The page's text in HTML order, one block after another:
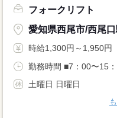
フォークリフト
愛知県西尾市/西尾口
時給1,300円～1,950円
勤務時間 ■7：00〜15
土曜日 日曜日